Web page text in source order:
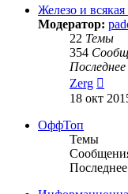
Железо и всякая
Модератор:
22 Темы
354
Zerg
к
18 окт
ОффТоп
Темы